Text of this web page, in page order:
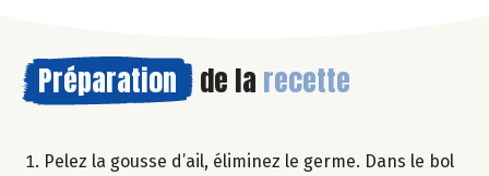
Préparation de la recette
Pelez la gousse d’ail, éliminez le germe. Dans le bol